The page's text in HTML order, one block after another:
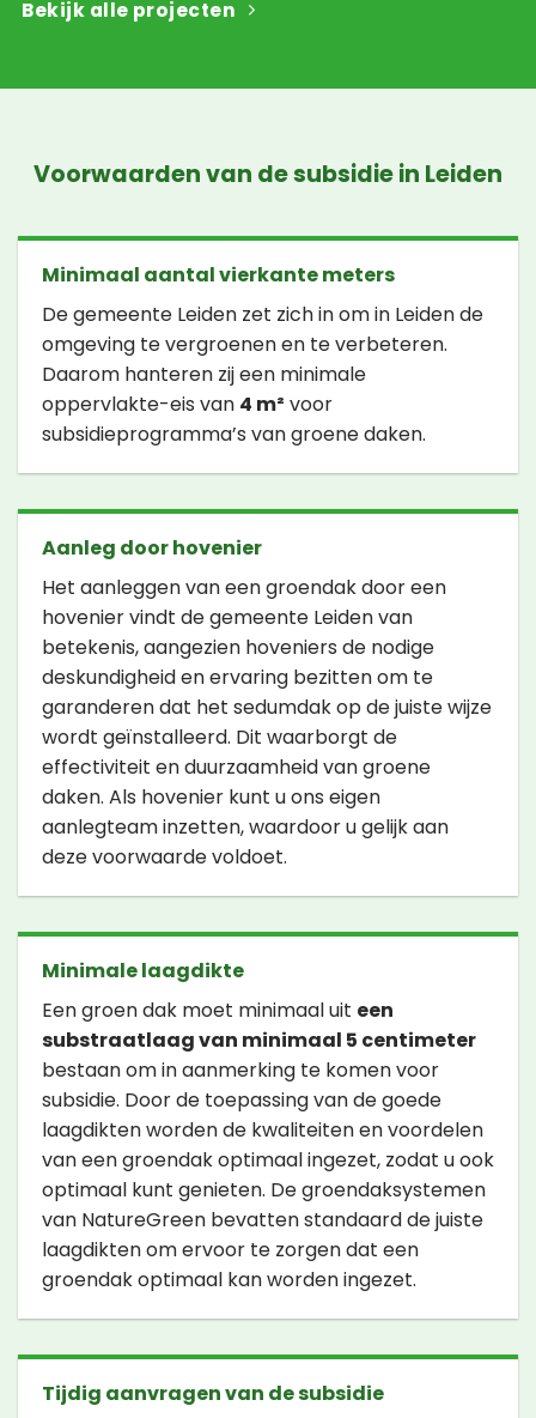
Bekijk alle projecten
Voorwaarden van de subsidie in Leiden
Minimaal aantal vierkante meters
De gemeente Leiden zet zich in om in Leiden de
omgeving te vergroenen en te verbeteren.
Daarom hanteren zij een minimale
oppervlakte-eis van 4 m² voor
subsidieprogramma’s van groene daken.
Aanleg door hovenier
Het aanleggen van een groendak door een
hovenier vindt de gemeente Leiden van
betekenis, aangezien hoveniers de nodige
deskundigheid en ervaring bezitten om te
garanderen dat het sedumdak op de juiste wijze
wordt geïnstalleerd. Dit waarborgt de
effectiviteit en duurzaamheid van groene
daken. Als hovenier kunt u ons eigen
aanlegteam inzetten, waardoor u gelijk aan
deze voorwaarde voldoet.
Minimale laagdikte
Een groen dak moet minimaal uit een
substraatlaag van minimaal 5 centimeter
bestaan om in aanmerking te komen voor
subsidie. Door de toepassing van de goede
laagdikten worden de kwaliteiten en voordelen
van een groendak optimaal ingezet, zodat u ook
optimaal kunt genieten. De groendaksystemen
van NatureGreen bevatten standaard de juiste
laagdikten om ervoor te zorgen dat een
groendak optimaal kan worden ingezet.
Tijdig aanvragen van de subsidie